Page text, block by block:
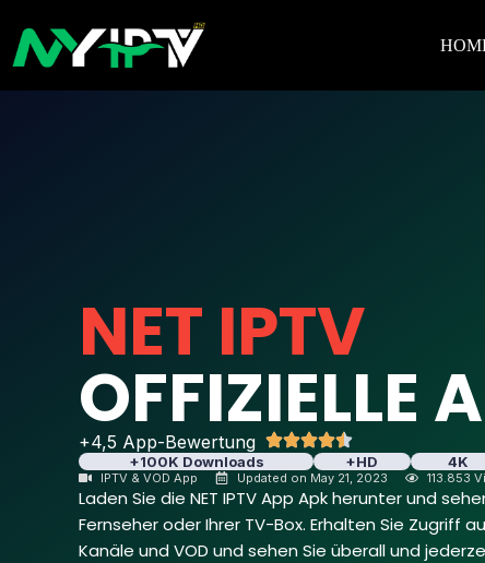
NET IPTV
OFFIZIELLE
+4,5 App-Bewertung
+100K Downloads +HD 4K
IPTV & VOD App Updated on May 21, 2023 113.853
Laden Sie die NET IPTV App Apk herunter und
Fernseher oder Ihrer TV-Box. Erhalten Sie Zugriff
Kanäle und VOD und sehen Sie überall und